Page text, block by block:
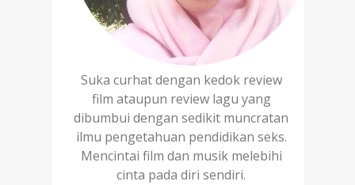
Suka curhat dengan kedok review
film ataupun review lagu yang
dibumbui dengan sedikit muncratan
ilmu pengetahuan pendidikan seks.
Mencintai film dan musik melebihi
cinta pada diri sendiri.